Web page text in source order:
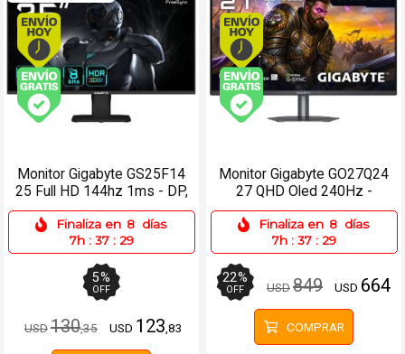
Envío hoy. Comprando antes de 13Hs.
Envío gratis (Ver Envíos y Pagos)
Monitor Gigabyte GS25F14
25 Full HD 144hz 1ms - DP,
HDMI
Finaliza en 8 días
7h : 37 : 29
5%
OFF
USD130,35 USD 123 ,83
Envío hoy.
Envío gratis (Ver
Monitor Gigabyte GO27Q24
27 QHD Oled 240Hz -
2xHDMI, DP, USB-C
Finaliza en 8 días
7h : 37 : 29
22%
OFF USD849 USD 664
COMPRAR